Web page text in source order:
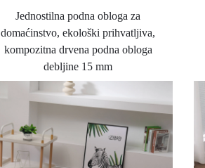
Jednostilna podna obloga za
domaćinstvo, ekološki prihvatljiva,
kompozitna drvena podna obloga
debljine 15 mm